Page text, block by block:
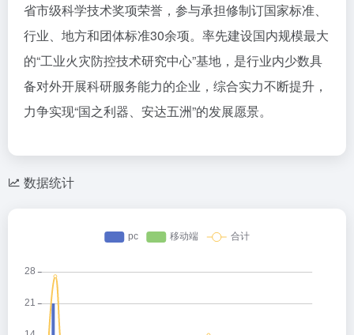
省市级科学技术奖项荣誉，参与承担修制订国家标准、
行业、地方和团体标准30余项。率先建设国内规模最大
的“工业火灾防控技术研究中心”基地，是行业内少数具
备对外开展科研服务能力的企业，综合实力不断提升，
力争实现“国之利器、安达五洲”的发展愿景。
数据统计